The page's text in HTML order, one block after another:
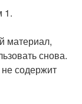
1.
материал,
снова.
содержит